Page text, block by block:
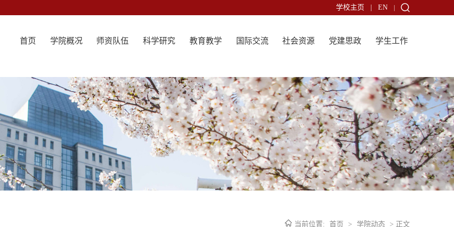
学校主页 EN
首页 学院概况 师资队伍 科学研究 教育教学 国际交流 社会资源 党建思政 学生工作
当前位置: 首页 > 学院动态 > 正文